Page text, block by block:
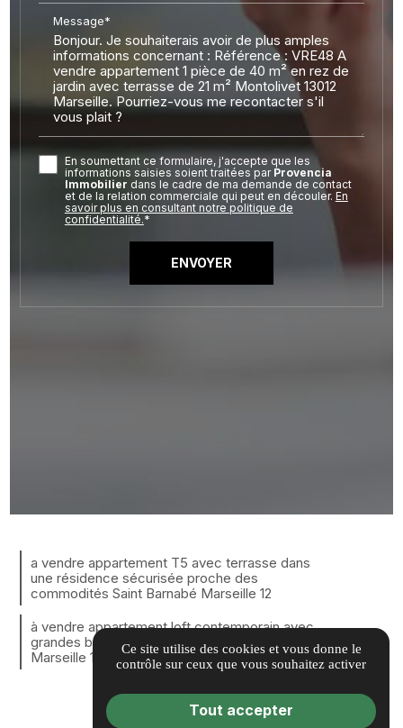
Message*
En soumettant ce formulaire, j'accepte que les
informations saisies soient traitées par Provencia
Immobilier dans le cadre de ma demande de contact
et de la relation commerciale qui peut en découler. En
savoir plus en consultant notre politique de
confidentialité.*
a vendre appartement T5 avec terrasse dans
une résidence sécurisée proche des
commodités Saint Barnabé Marseille 12
à vendre appartement loft contemporain avec
grandes baie vitrées, finitions haut de gamme
Marseille 13007 Endoume
Ce site utilise des cookies et vous donne le
contrôle sur ceux que vous souhaitez activer
Tout accepter